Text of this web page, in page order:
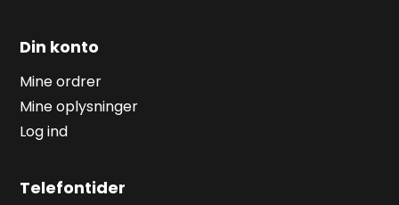
Din konto
Mine ordrer
Mine oplysninger
Log ind
Telefontider